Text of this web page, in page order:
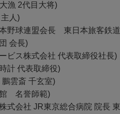
漁 2代目大将)
人)
野球連盟会長 東日本旅客鉄
会長)
ビス株式会社 代表取締役社長)
計 代表取締役)
雲斎 千玄室)
館 名誉師範)
式会社 JR東京総合病院 院長